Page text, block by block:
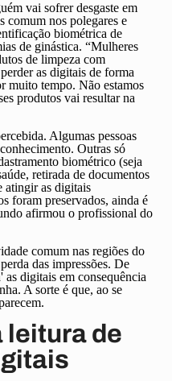
vai sofrer desgaste em
comum nos polegares e
biométrica de
de ginástica. “Mulheres
de limpeza com
as digitais de forma
muito tempo. Não estamos
produtos vai resultar na
Algumas pessoas
Outras só
biométrico (seja
retirada de documentos
atingir as digitais
foram preservados, ainda é
afirmou o profissional do
comum nas regiões do
das impressões. De
digitais em consequência
A sorte é que, ao se
leitura de